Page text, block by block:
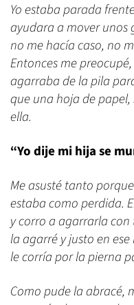
Yo estaba parada
ayudara a mover unos
no me hacía caso, no
Entonces me
agarraba de la pila
que una hoja de papel,
ella.
“Yo dije mi hija se
Me asusté tanto
estaba como perdida.
y corro a agarrarla con
la agarré y justo en
le corría por la pierna
Como pude la abracé,